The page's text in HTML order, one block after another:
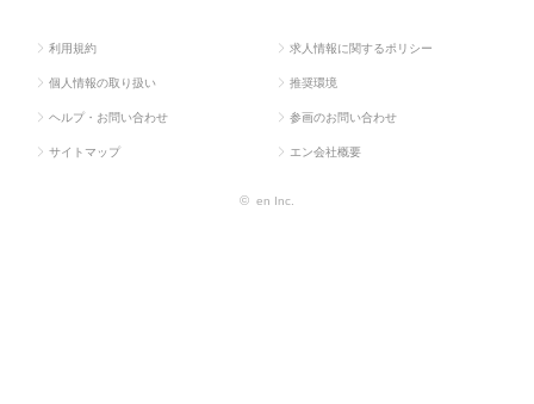
利用規約 求人情報に関するポリシー
個人情報の取り扱い 推奨環境
ヘルプ・お問い合わせ 参画のお問い合わせ
サイトマップ エン会社概要
© en Inc.